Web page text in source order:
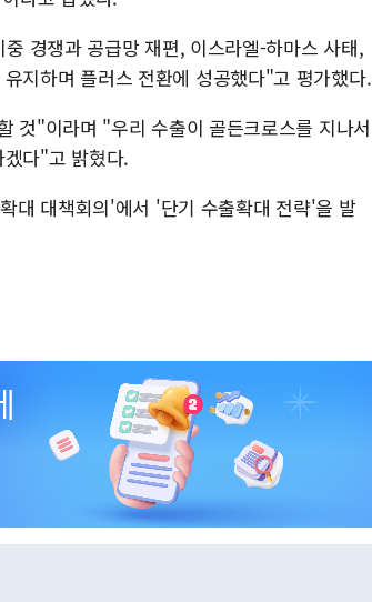
경쟁과 공급망 재편, 이스라엘-하마스 사태,
지하며 플러스 전환에 성공했다"고 평가했다.
것"이라며 "우리 수출이 골든크로스를 지나서
다"고 밝혔다.
대 대책회의'에서 '단기 수출확대 전략'을 발